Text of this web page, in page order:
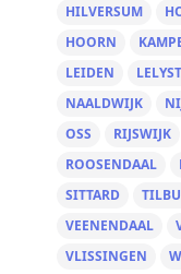
HILVERSUM
HOORN
LEIDEN
NAALDWIJK
OSS
RIJSWIJK
ROOSENDAAL
SITTARD
VEENENDAAL
VLISSINGEN